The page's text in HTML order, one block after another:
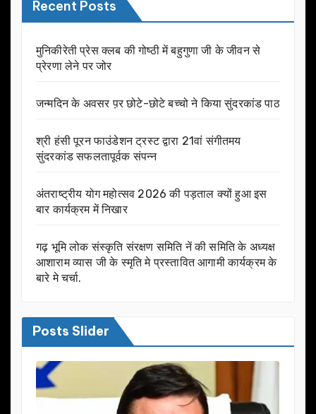
Recent Posts
मुनिकीरेती प्रेस क्लब की गोष्ठी में बहुगुणा जी के जीवन से
प्रेरणा लेने पर जोर
जन्मदिन के अवसर प़र छोटे-छोटे बच्चो ने किया सुंदरकांड पाठ
श्री हंसी पूरन फाउंडेशन ट्रस्ट द्वारा 21वां संगीतमय
सुंदरकांड सफलतापूर्वक संपन्न
अंतराष्ट्रीय योग महोत्सव 2026 की पड़ताल क्यों हुआ इस
बार कार्यक्रम में निखार
गढ़ भूमि लोक संस्कृति संरक्षण समिति नें की समिति के अध्यक्ष
आशाराम व्यास जी के स्मृति मे प्रस्तावित आगामी कार्यक्रम के
बारे मे चर्चा.
Posts Slider